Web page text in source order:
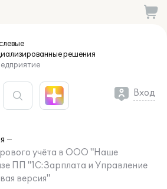
решения
Вход
учёта в ООО "Наше
ПП "1С:Зарплата и Управление
версия"